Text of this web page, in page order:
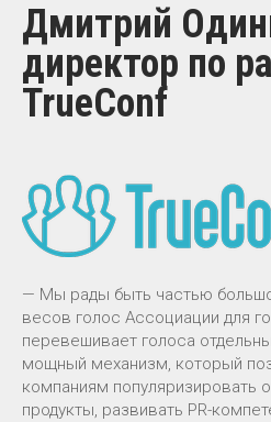
Дмитрий
директор по
TrueConf
— Мы рады быть частью
весов голос Ассоциации для
перевешивает голоса
мощный механизм, который
компаниям популяризировать
продукты, развивать PR-